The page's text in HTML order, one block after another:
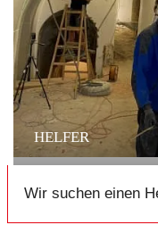
HELFER
Wir suchen einen